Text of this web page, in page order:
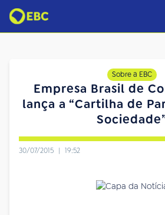
Sobre a EBC
Empresa Brasil de
lança a “Cartilha de
30/07/2015 | 19:52